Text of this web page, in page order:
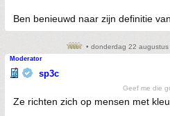
Ben benieuwd naar zijn definitie
• donderdag 22
Moderator
sp3c
Geef me die
Ze richten zich op mensen met